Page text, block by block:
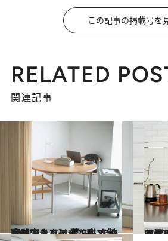
この記事の掲載号を
RELATED
関連記事
2022.3.7
【インテリアの工夫で気分を変える】 暮らしを快適にするアイテムと すぐ実践できるシーン別メソッド
ライフスタイル 【暮らしの達
ライ